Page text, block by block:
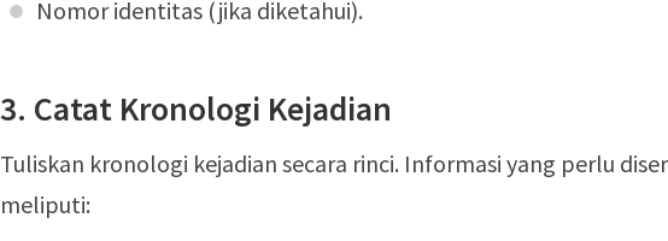
Nomor identitas (jika diketahui).
3. Catat Kronologi Kejadian
Tuliskan kronologi kejadian secara rinci. Informasi yang perlu
meliputi: